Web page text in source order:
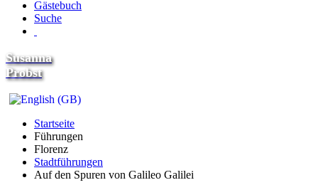
Gästebuch
Suche
Susanna
Probst
Startseite
Führungen
Florenz
Stadtführungen
Auf den Spuren von Galileo Galilei